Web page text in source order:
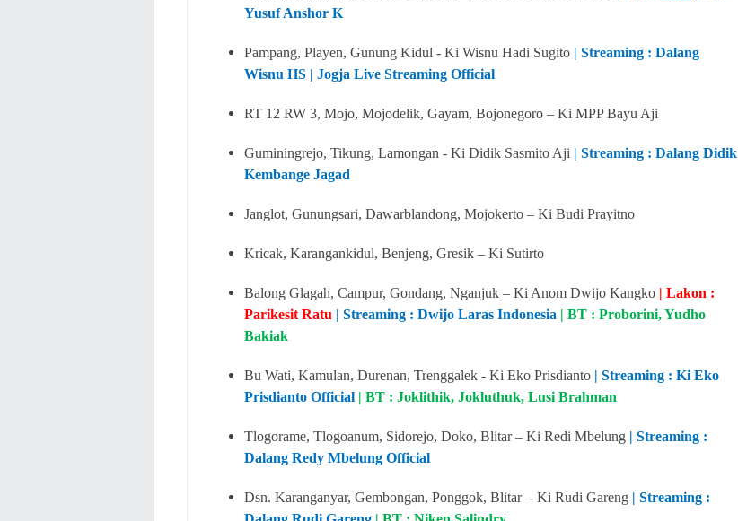
Yusuf Anshor K
Pampang, Playen, Gunung Kidul - Ki Wisnu Hadi Sugito | Streaming : Dalang
Wisnu HS | Jogja Live Streaming Official
RT 12 RW 3, Mojo, Mojodelik, Gayam, Bojonegoro – Ki MPP Bayu Aji
Guminingrejo, Tikung, Lamongan - Ki Didik Sasmito Aji | Streaming : Dalang Didik
Kembange Jagad
Janglot, Gunungsari, Dawarblandong, Mojokerto – Ki Budi Prayitno
Kricak, Karangankidul, Benjeng, Gresik – Ki Sutirto
Balong Glagah, Campur, Gondang, Nganjuk – Ki Anom Dwijo Kangko | Lakon :
Parikesit Ratu | Streaming : Dwijo Laras Indonesia | BT : Proborini, Yudho
Bakiak
Bu Wati, Kamulan, Durenan, Trenggalek - Ki Eko Prisdianto | Streaming : Ki Eko
Prisdianto Official | BT : Joklithik, Jokluthuk, Lusi Brahman
Tlogorame, Tlogoanum, Sidorejo, Doko, Blitar – Ki Redi Mbelung | Streaming :
Dalang Redy Mbelung Official
Dsn. Karanganyar, Gembongan, Ponggok, Blitar - Ki Rudi Gareng | Streaming :